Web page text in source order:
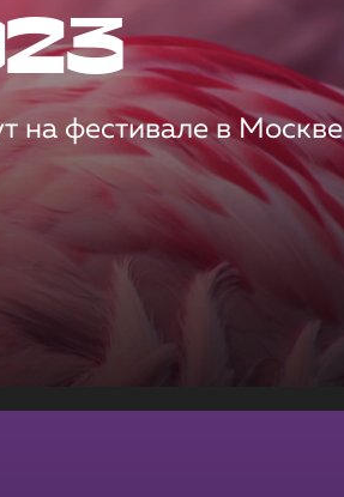
на фестивале в Москве